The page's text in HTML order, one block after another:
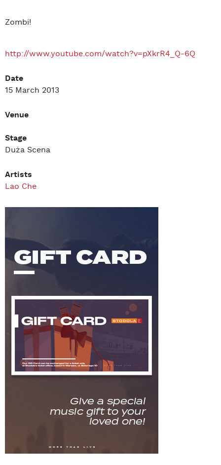
Zombi!
http://www.youtube.com/watch?v=pXkrR4_Q-6Q
Date
15 March 2013
Venue
Stage
Duża Scena
Artists
Lao Che